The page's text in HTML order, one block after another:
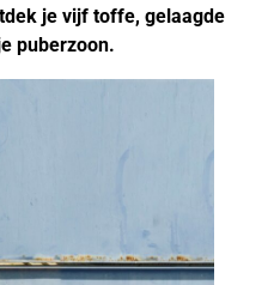
je vijf toffe, gelaagde
puberzoon.